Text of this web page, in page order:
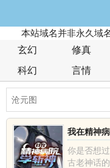
本站域名并非永久
玄幻
修真
科幻
言情
我在精神
你是否想
古老神话